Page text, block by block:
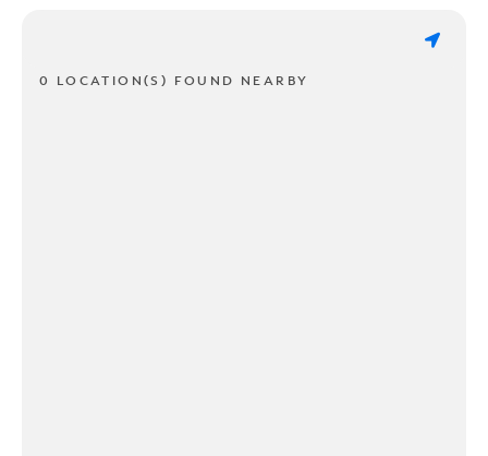
0 LOCATION(S) FOUND NEARBY